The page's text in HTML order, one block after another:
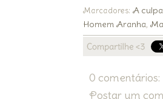
Marcadores: A
Homem Aranha,
0 comentários:
Postar um